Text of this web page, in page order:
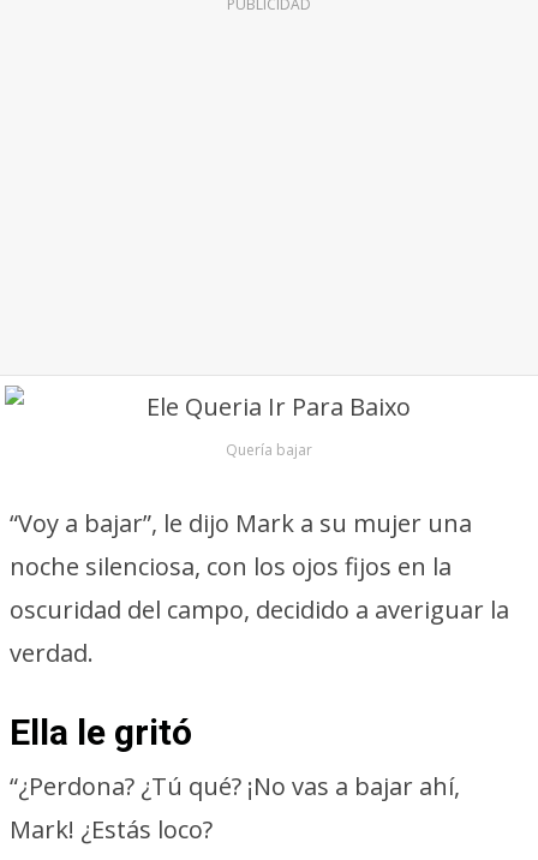
PUBLICIDAD
Quería bajar
“Voy a bajar”, le dijo Mark a su mujer una
noche silenciosa, con los ojos fijos en la
oscuridad del campo, decidido a averiguar la
verdad.
Ella le gritó
“¿Perdona? ¿Tú qué? ¡No vas a bajar ahí,
Mark! ¿Estás loco?